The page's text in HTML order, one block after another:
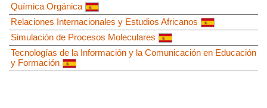
Química Orgánica
Relaciones Internacionales y Estudios Africanos
Simulación de Procesos Moleculares
Tecnologías de la Información y la Comunicación en Educación
y Formación